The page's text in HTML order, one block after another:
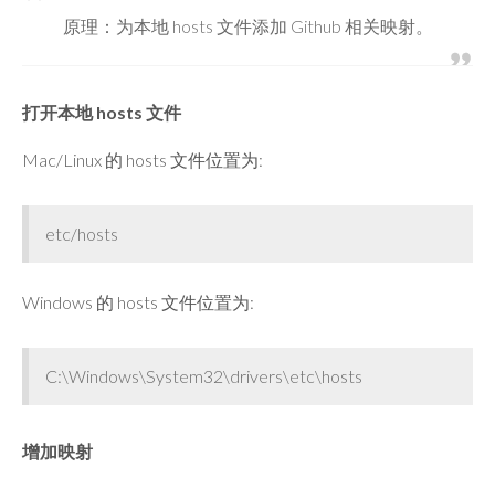
原理：为本地 hosts 文件添加 Github 相关映射。
打开本地 hosts 文件
Mac/Linux 的 hosts 文件位置为:
etc/hosts
Windows 的 hosts 文件位置为:
C:\Windows\System32\drivers\etc\hosts
增加映射